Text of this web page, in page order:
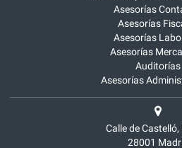
Asesorías
Asesorías
Asesorías
Asesorías
Auditorías
Asesorías
Calle de Castelló,
28001